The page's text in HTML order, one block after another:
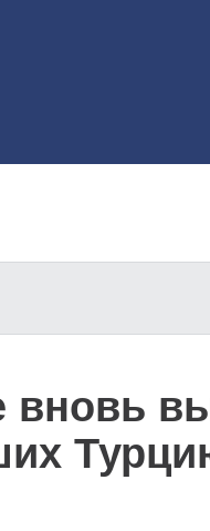
вновь